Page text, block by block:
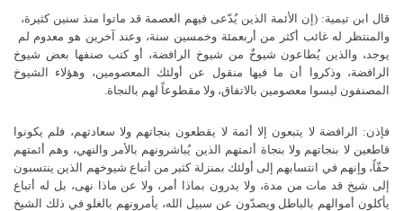
قال ابن تيمية: (إن الأئمة الذين يُدّعى فيهم العصمة قد ماتوا منذ سنين كثيرة،
والمنتظر له غائب أكثر من أربعمئة وخمسين سنة، وعند آخرين هو معدوم لم
يوجد، والذين يُطاعون شيوخٌ من شيوخ الرافضة، أو كتب صنفها بعض شيوخ
الرافضة، وذكروا أن ما فيها منقول عن أولئك المعصومين، وهؤلاء الشيوخ
المصنفون ليسوا معصومين بالاتفاق، ولا مقطوعاً لهم بالنجاة.
فإذن: الرافضة لا يتبعون إلا أئمة لا يقطعون بنجاتهم ولا سعادتهم، فلم يكونوا
قاطعين لا بنجاتهم ولا بنجاة أئمتهم الذين يُباشرونهم بالأمر والنهي، وهم أئمتهم
حقّاً، وإنهم في انتسابهم إلى أولئك بمنزلة كثير من أتباع شيوخهم الذين ينتسبون
إلى شيخ قد مات من مدة، ولا يدرون بماذا أمر، ولا عن ماذا نهى، بل له أتباع
يأكلون أموالهم بالباطل ويصدّون عن سبيل الله، يأمرونهم بالغلو في ذلك الشيخ